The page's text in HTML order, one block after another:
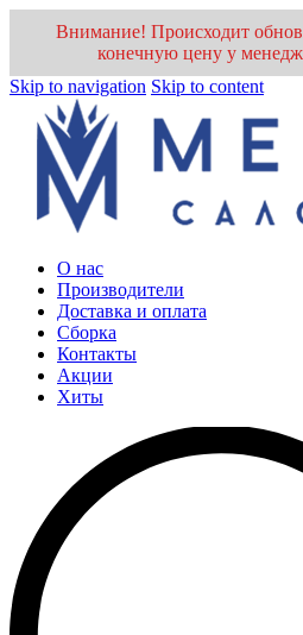
Внимание! Происходит
конечную цену у
Skip to navigation Skip to content
О нас
Производители
Доставка и оплата
Cборка
Контакты
Акции
Хиты